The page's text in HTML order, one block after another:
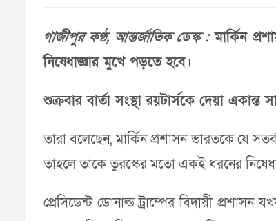
গাজীপুর কণ্ঠ, আন্তর্জাতিক ডেস্ক :মার্কিন
নিষেধাজ্ঞার মুখে পড়তে হবে।
শুক্রবার বার্তা সংস্থা রয়টার্সকে দেয়া
তারা বলেছেন, মার্কিন প্রশাসন ভারতকে যে
তাহলে তাকে তুরস্কের মতো একই ধরনের
প্রেসিডেন্ট ডোনাল্ড ট্রাম্পের বিদায়ী